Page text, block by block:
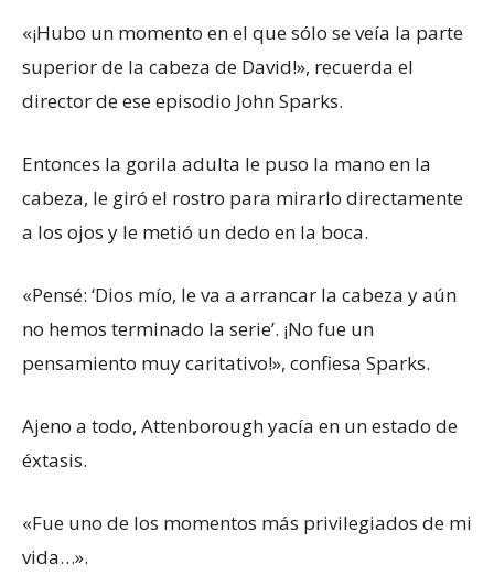
«¡Hubo un momento en el que sólo se veía la parte
superior de la cabeza de David!», recuerda el
director de ese episodio John Sparks.
Entonces la gorila adulta le puso la mano en la
cabeza, le giró el rostro para mirarlo directamente
a los ojos y le metió un dedo en la boca.
«Pensé: ‘Dios mío, le va a arrancar la cabeza y aún
no hemos terminado la serie’. ¡No fue un
pensamiento muy caritativo!», confiesa Sparks.
Ajeno a todo, Attenborough yacía en un estado de
éxtasis.
«Fue uno de los momentos más privilegiados de mi
vida…».